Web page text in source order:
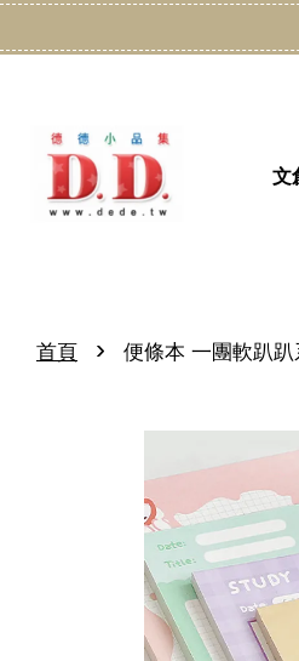
文
首頁 › 便條本 一團軟趴趴